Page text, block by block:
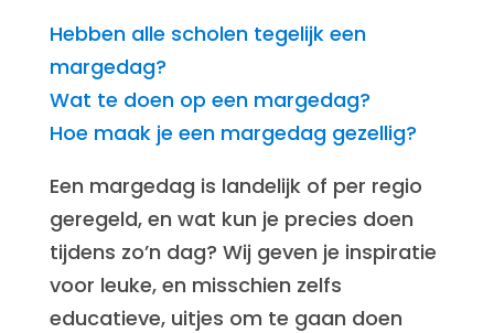
Hebben alle scholen tegelijk een
margedag?
Wat te doen op een margedag?
Hoe maak je een margedag gezellig?
Een margedag is landelijk of per regio
geregeld, en wat kun je precies doen
tijdens zo’n dag? Wij geven je inspiratie
voor leuke, en misschien zelfs
educatieve, uitjes om te gaan doen